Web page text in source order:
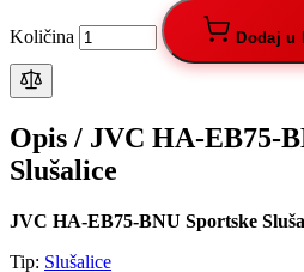
Količina Dodaj u
Opis / JVC HA-EB75-
Slušalice
JVC HA-EB75-BNU Sportske
Tip: Slušalice